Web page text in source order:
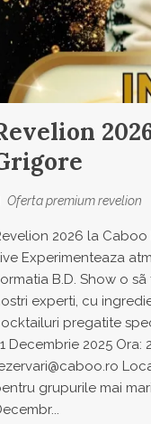
Oferta premium revelion
2026 la
Experimenteaza
B.D. Show o
experti, cu
pregatite
Decembrie 2025 Ora:
grupurile mai